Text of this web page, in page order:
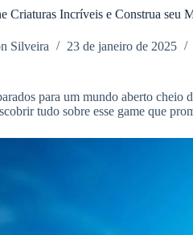
Criaturas Incríveis e Construa seu
Silveira 23 de janeiro de 2025
para um mundo aberto cheio
tudo sobre esse game que